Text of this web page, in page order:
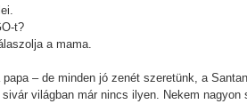
t?
a mama.
– de minden jó zenét szeretünk, a
világban már nincs ilyen. Nekem